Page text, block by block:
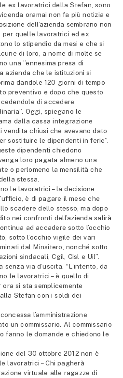
ex lavoratrici della Stefan, sono
oramai non fa più notizia e
dell’azienda sembrano non
per quelle lavoratrici ed ex
lo stipendio da mesi e che si
di loro, a nome di molte se
una ”ennesima presa di
azienda che le istituzioni si
dandole 120 giorni di tempo
preventivo e dopo che questo
di accedere
Oggi, spiegano le
dalla cassa integrazione
chiusi che avevano dato
sostituire le dipendenti in ferie”.
dipendenti chiedono
loro pagata almeno una
o perlomeno la mensilità che
stessa.
le lavoratrici – la decisione
è di pagare il mese che
scadere dello stesso, ma dopo
nei confronti dell’azienda salirà
ad accadere sotto l’occhio
sotto l’occhio vigile dei vari
dal Minsitero, nonché sotto
sindacali, Cgil, Cisl e Uil”.
via d’uscita. “L’intento, da
le lavoratrici – è quello di
si sta semplicemente
Stefan con i soldi dei
l’amministrazione
un commissario. Al commissario
fanno le domande e chiedono le
del 30 ottobre 2012 non è
lavoratrici – Chi pagherà
virtuale alle ragazze di